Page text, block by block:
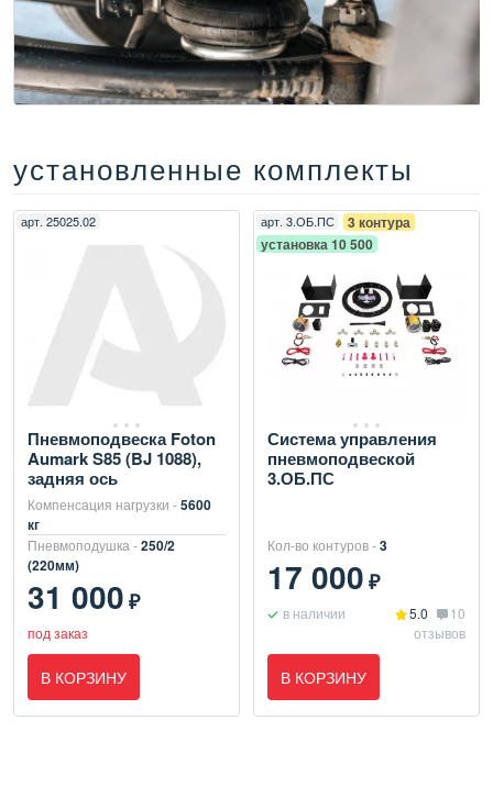
установленные комплекты
арт. 25025.02
Пневмоподвеска Foton
Aumark S85 (BJ 1088),
задняя ось
Компенсация нагрузки -5600
кг
Пневмоподушка -250/2
(220мм)
31 000₽
под заказ
В КОРЗИНУ
арт. 3.ОБ.ПС
3 контура
установка 10 500
Система управления
пневмоподвеской
3.ОБ.ПС
Кол-во контуров -3
17 000₽
в наличии 5.0
10
отзывов
В КОРЗИНУ